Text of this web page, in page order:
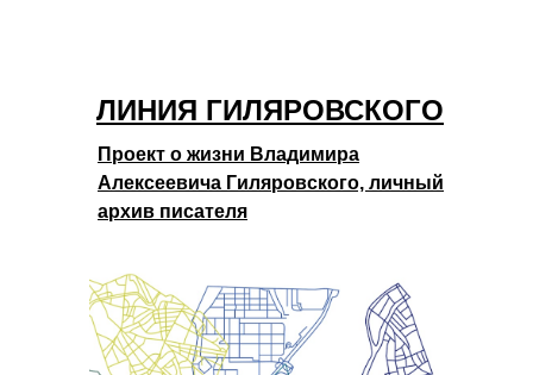
ЛИНИЯ ГИЛЯРОВСКОГО
Проект о жизни Владимира
Алексеевича Гиляровского, личный
архив писателя